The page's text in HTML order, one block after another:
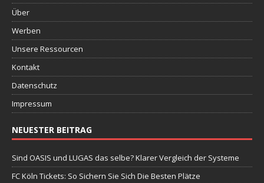
Über
Werben
Unsere Ressourcen
Kontakt
Datenschutz
Impressum
NEUESTER BEITRAG
Sind OASIS und LUGAS das selbe? Klarer Vergleich der Systeme
FC Köln Tickets: So Sichern Sie Sich Die Besten Plätze